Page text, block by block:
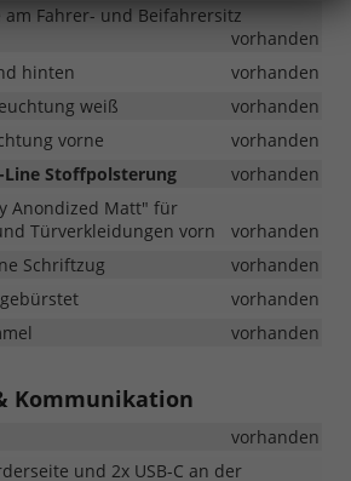
Fahrer- und Beifahrersitz
vorhanden
hinten
vorhanden
weiß
vorhanden
vorne
vorhanden
Line Stoffpolsterung
vorhanden
Anondized Matt" für
Türverkleidungen vorn
vorhanden
Schriftzug
vorhanden
vorhanden
vorhanden
Kommunikation
vorhanden
und 2x USB-C an der